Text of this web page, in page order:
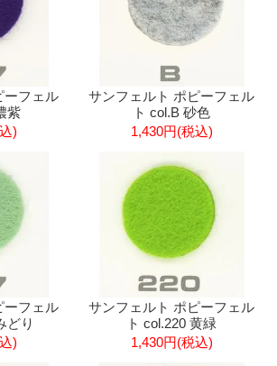
ーフェル
紫
)
サンフェルト ポピーフェル
ト col.B 砂色
1,430円(税込)
ーフェル
どり
)
サンフェルト ポピーフェル
ト col.220 黄緑
1,430円(税込)